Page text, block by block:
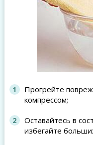
Прогрейте
компрессом;
Оставайтесь в
избегайте